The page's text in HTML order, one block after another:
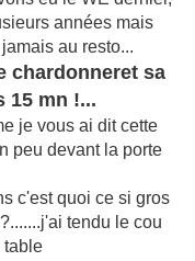
années mais
au resto...
chardonneret sa
15 mn !...
je vous ai dit cette
peu devant la porte
c'est quoi ce si gros
tendu le cou
table